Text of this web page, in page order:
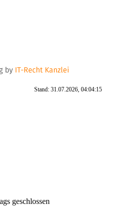
Stand: 31.07.2026, 04:04:15
geschlossen